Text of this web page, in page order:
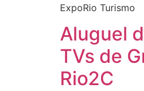
ExpoRio Turismo
Aluguel
TVs de
Rio2C